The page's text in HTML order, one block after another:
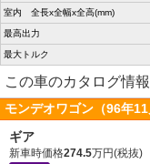
室内 全長x全幅x全高(mm)
最高出力
最大トルク
この車のカタログ情
モンデオワゴン（96年
ギア
新車時価格274.5万円(税抜)